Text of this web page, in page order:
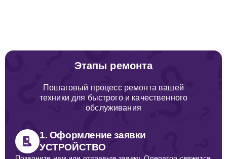
Этапы ремонта
Пошаговый процесс ремонта вашей
техники для быстрого и качественного
обслуживания
1. Оформление заявки
УСТРОЙСТВО